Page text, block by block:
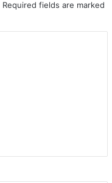
Required fields are marked